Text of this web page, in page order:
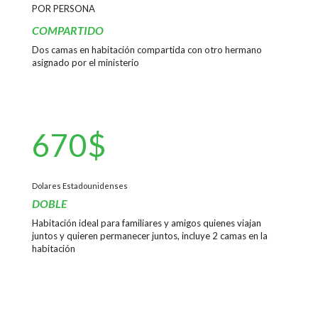
POR PERSONA
COMPARTIDO
Dos camas en habitación compartida con otro hermano
asignado por el ministerio
670$
Dolares Estadounidenses
DOBLE
Habitación ideal para familiares y amigos quienes viajan
juntos y quieren permanecer juntos, incluye2 camas en la
habitación